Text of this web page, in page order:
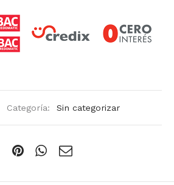
Categoría: Sin categorizar